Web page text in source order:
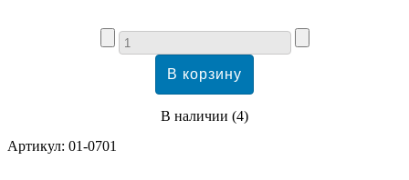
В наличии (4)
Артикул: 01-0701